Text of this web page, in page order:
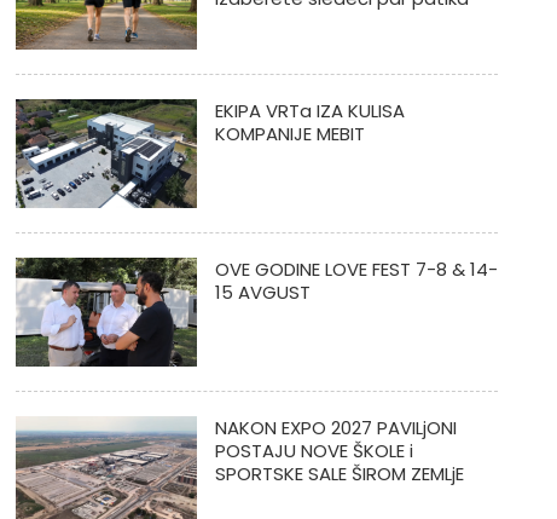
EKIPA VRTa IZA KULISA
KOMPANIJE MEBIT
OVE GODINE LOVE FEST 7-8 & 14-
15 AVGUST
NAKON EXPO 2027 PAVILjONI
POSTAJU NOVE ŠKOLE i
SPORTSKE SALE ŠIROM ZEMLjE